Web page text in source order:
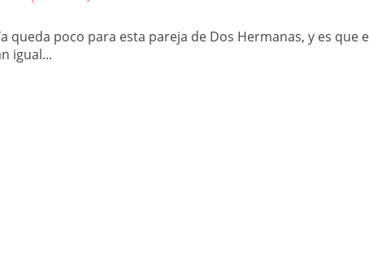
queda poco para esta pareja de Dos Hermanas, y es que
igual...